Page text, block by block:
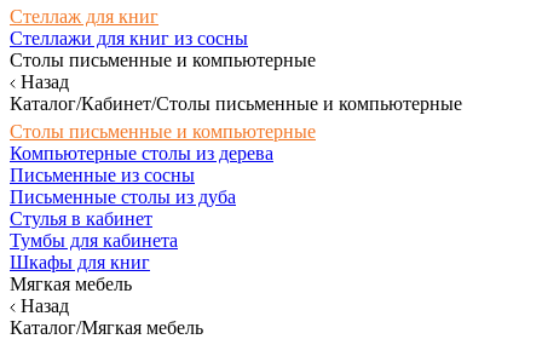
Стеллаж для книг
Стеллажи для книг из сосны
Столы письменные и компьютерные
Назад
Каталог/Кабинет/Столы письменные и компьютерные
Столы письменные и компьютерные
Компьютерные столы из дерева
Письменные из сосны
Письменные столы из дуба
Стулья в кабинет
Тумбы для кабинета
Шкафы для книг
Мягкая мебель
Назад
Каталог/Мягкая мебель